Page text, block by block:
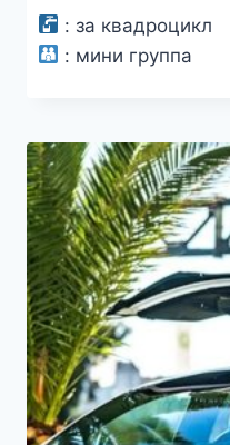
: за квадроцикл
: мини группа